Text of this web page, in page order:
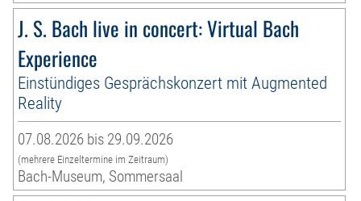
J. S. Bach live in concert: Virtual Bach
Experience
Einstündiges Gesprächskonzert mit Augmented
Reality
07.08.2026 bis 29.09.2026
(mehrere Einzeltermine im Zeitraum)
Bach-Museum, Sommersaal